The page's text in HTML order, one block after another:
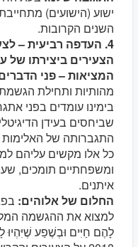
ישוע (הישועים)
השנים הקרובות.
4. העדפה רביעית –
הצעירים ביצירתו של
המציאות – פני
מהותיות ותחילת
בימינו עומדים בפני
שביחסים בעידן
התגברותה של האלימות
כל אלו מקשים עליהם
ומשפחתיים תומכים,
איתנים.
החלום של אלוהים:
למצוא את ההגשמה